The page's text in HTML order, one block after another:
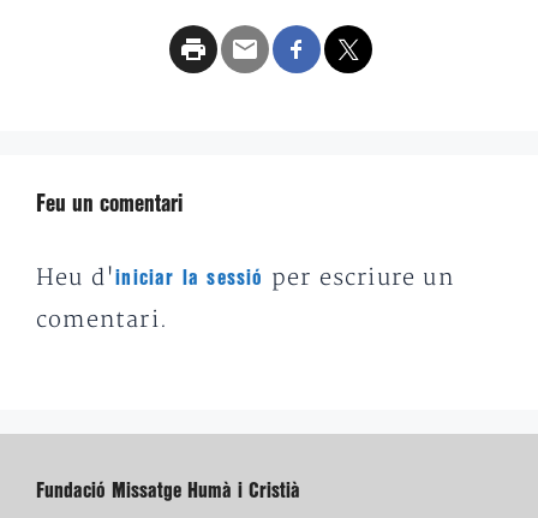
Feu un comentari
Heu d'iniciar la sessió
per escriure un
comentari.
Fundació Missatge Humà i Cristià